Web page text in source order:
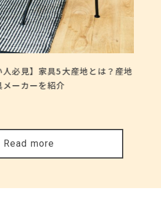
人必見】家具5大産地とは？産地
ーカーを紹介
Read more